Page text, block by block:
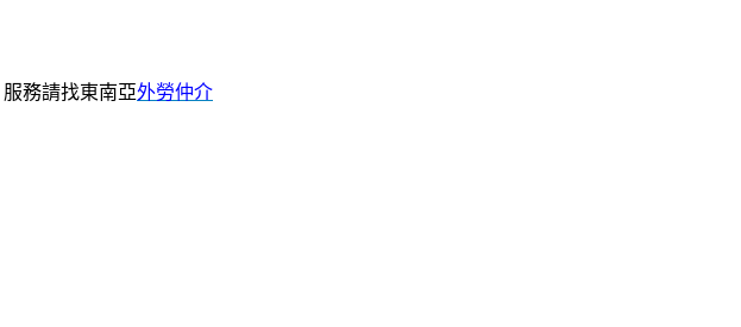
服務請找東南亞外勞仲介